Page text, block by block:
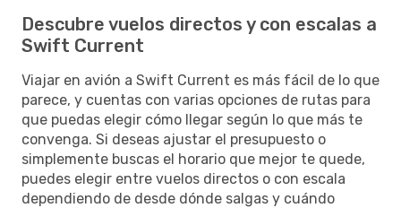
Descubre vuelos directos y con escalas a
Swift Current
Viajar en avión a Swift Current es más fácil de lo que
parece, y cuentas con varias opciones de rutas para
que puedas elegir cómo llegar según lo que más te
convenga. Si deseas ajustar el presupuesto o
simplemente buscas el horario que mejor te quede,
puedes elegir entre vuelos directos o con escala
dependiendo de desde dónde salgas y cuándo